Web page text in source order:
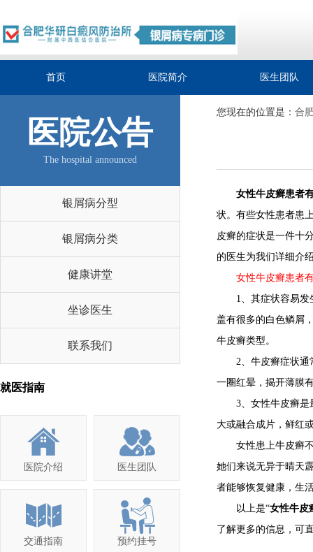
首页 医院简介 医生团队
医院公告
The hospital announced
银屑病分型
银屑病分类
健康讲堂
坐诊医生
联系我们
就医指南
医院介绍 医生团队
交通指南 预约挂号
您现在的位置是： 合
女性牛皮癣患者
状。有些女性患者患
皮癣的症状是一件十
的医生为我们详细介
女性牛皮癣患者有
1、其症状容易发生
盖有很多的白色鳞屑
牛皮癣类型。
2、牛皮癣症状通常
一圈红晕，揭开薄膜
3、女性牛皮癣是最
大或融合成片，鲜红
女性患上牛皮癣不
她们来说无异于晴天
者能够恢复健康，生
以上是“女性牛皮
了解更多的信息，可